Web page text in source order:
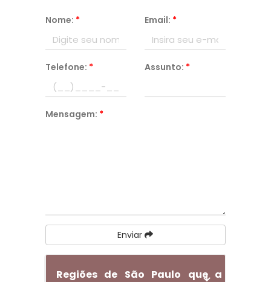
Nome: * Email: *
Telefone: * Assunto: *
Mensagem: *
Enviar
Regiões de São Paulo que a